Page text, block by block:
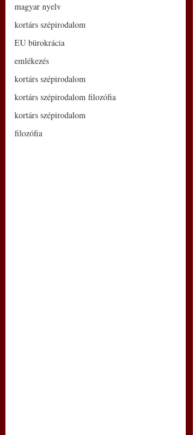
magyar nyelv
kortárs szépirodalom
EU bürokrácia
emlékezés
kortárs szépirodalom
kortárs szépirodalom filozófia
kortárs szépirodalom
filozófia